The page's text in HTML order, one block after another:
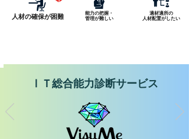
人材の確保が困難
能力の​把握・
管理が難しい
適材適所の
人材​配置がしたい
ⅠＴ総合能力診断サービス